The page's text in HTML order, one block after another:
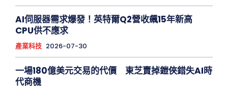
AI伺服器需求爆發！英特爾Q2營收飆15年新高
CPU供不應求
產業科技 2026-07-30
一場180億美元交易的代價 東芝賣掉鎧俠錯失AI時
代商機